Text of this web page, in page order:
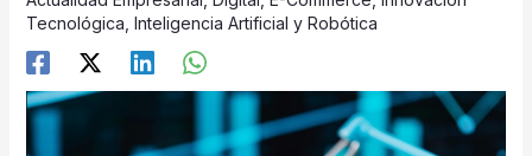
Tecnológica Inteligencia Artificial y Robótica